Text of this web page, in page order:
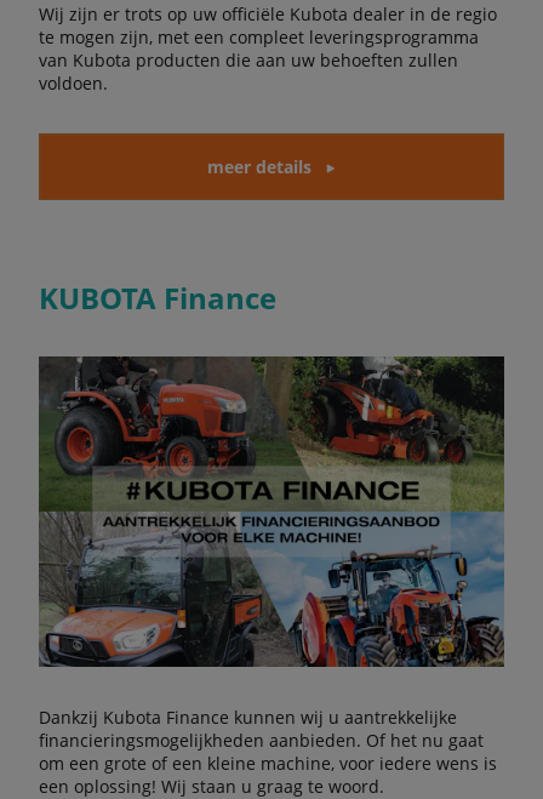
Wij zijn er trots op uw officiële Kubota dealer in de regio
te mogen zijn, met een compleet leveringsprogramma
van Kubota producten die aan uw behoeften zullen
voldoen.
meer details
KUBOTA Finance
Dankzij Kubota Finance kunnen wij u aantrekkelijke
financieringsmogelijkheden aanbieden. Of het nu gaat
om een grote of een kleine machine, voor iedere wens is
een oplossing! Wij staan u graag te woord.